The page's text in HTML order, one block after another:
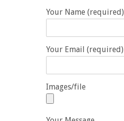
Your Name (required)
Your Email (required)
Images/file